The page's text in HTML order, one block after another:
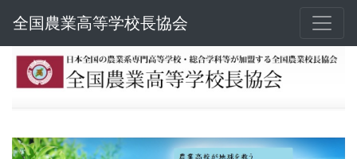
全国農業高等学校長協会